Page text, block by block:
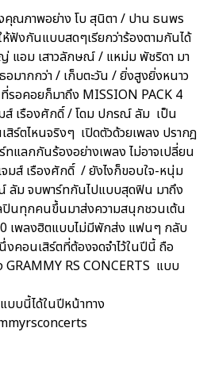
คุณภาพอย่าง โบ สุนิตา / ปาน ธนพร
ฟังกันแบบสดๆเรียกว่าร้องตามกันได้
แอม เสาวลักษณ์ / แหม่ม พัชริดา มา
มากกว่า / เก็บตะวัน / ยิ่งสูงยิ่งหนาว
รอคอยก็มาถึง MISSION PACK 4
ส์ เรืองศักดิ์ / โดม ปกรณ์ ลัม เป็น
สิร์ตไหนจริงๆ เปิดตัวด้วยเพลง ปรากฎ
ทแลกกันร้องอย่างเพลง ไม่อาจเปลี่ยน
มส์ เรืองศักดิ์ / ยังไงก็ขอบใจ-หนุ่ม
ลัม จบพาร์ทกันไปแบบสุดฟิน มาถึง
นทุกคนขึ้นมาส่งความสนุกชวนเต้น
เพลงฮิตแบบไม่มีพักส่ง แฟนๆ กลับ
คอนเสิร์ตที่ต้องจดจำไว้ในปีนี้ ถือ
GRAMMY RS CONCERTS แบบ
บบนี้ได้ในปีหน้าทาง